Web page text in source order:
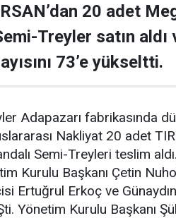
20 adet
Treyler satın
73’e yükseltti.
Adapazarı fabrikasında
Nakliyat 20 adet
Semi-Treyleri teslim
Kurulu Başkanı Çetin
Ertuğrul Erkoç ve
Yönetim Kurulu Başkanı